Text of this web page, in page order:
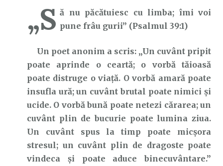
„S ă nu păcătuiesc cu limba; îmi voi
pune frâu gurii” (Psalmul 39:1)
Un poet anonim a scris: „Un cuvânt pripit
poate aprinde o ceartă; o vorbă tăioasă
poate distruge o viață. O vorbă amară poate
insufla ură; un cuvânt brutal poate nimici și
ucide. O vorbă bună poate netezi cărarea; un
cuvânt plin de bucurie poate lumina ziua.
Un cuvânt spus la timp poate micșora
stresul; un cuvânt plin de dragoste poate
vindeca și poate aduce binecuvântare.”